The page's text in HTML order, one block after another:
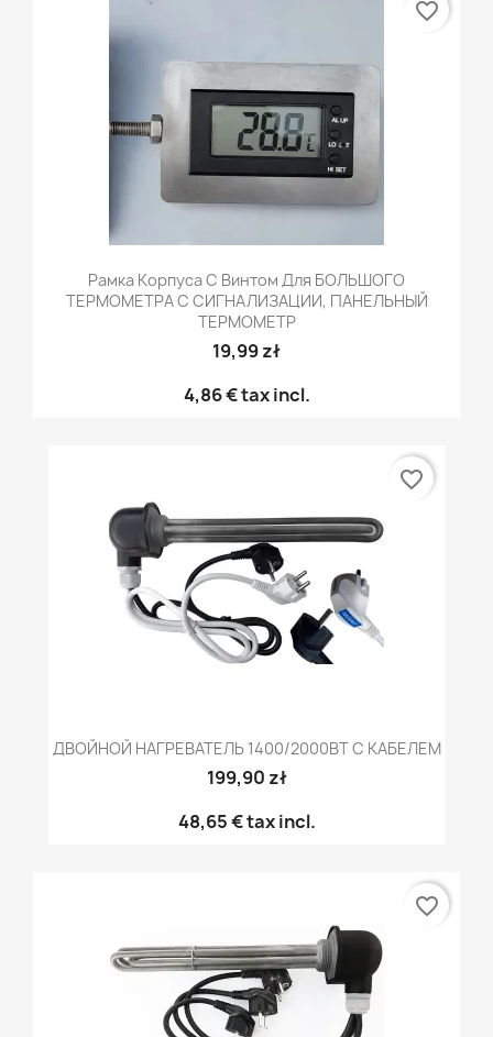
Рамка Корпуса С Винтом Для БОЛЬШОГО
ТЕРМОМЕТРА С СИГНАЛИЗАЦИИ, ПАНЕЛЬНЫЙ
ТЕРМОМЕТР
19,99 zł
4,86 €tax incl.
favorite_border
ДВОЙНОЙ НАГРЕВАТЕЛЬ 1400/2000ВТ С КАБЕЛЕМ
199,90 zł
48,65 €tax incl.
favorite_border
favorite_border